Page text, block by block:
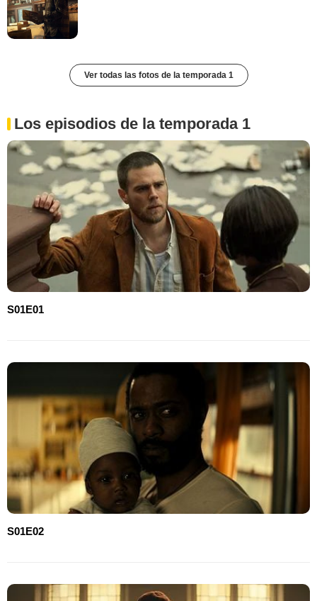
Ver todas las fotos de la temporada 1
Los episodios de la temporada 1
S01E01
S01E02